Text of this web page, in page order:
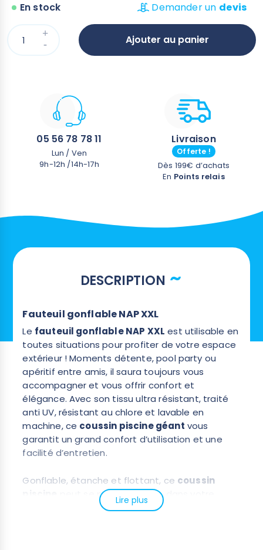
En stock Demander un devis
Ajouter au panier
05 56 78 78 11
Lun / Ven
9h-12h /14h-17h
Livraison
Offerte !
Dès 199€ d’achats
En Points relais
DESCRIPTION
Fauteuil gonflable NAP XXL
Le fauteuil gonflable NAP XXL est utilisable en
toutes situations pour profiter de votre espace
extérieur ! Moments détente, pool party ou
apéritif entre amis, il saura toujours vous
accompagner et vous offrir confort et
élégance. Avec son tissu ultra résistant, traité
anti UV, résistant au chlore et lavable en
machine, ce coussin piscine géant vous
garantit un grand confort d’utilisation et une
facilité d’entretien.
Gonflable, étanche et flottant, ce coussin
peut se poser sur l’eau, dans votre
jardin ou bien sur votre terrasse ! Il a été pensé
Lire plus